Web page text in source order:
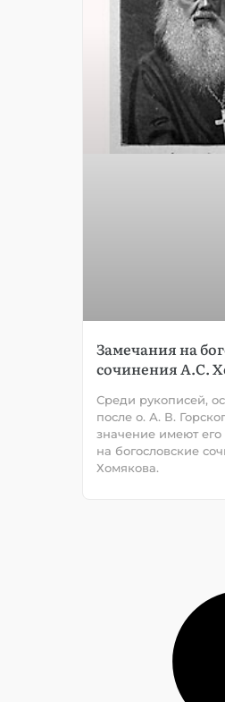
Замечания на
сочинения А.С.
Среди рукописей,
после о. А. В.
значение имеют
на богословские
Хомякова.